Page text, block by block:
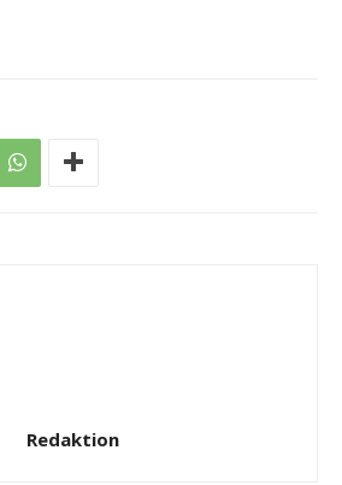
Redaktion